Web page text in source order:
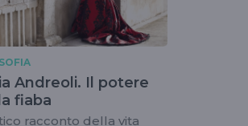
Andreoli. Il potere
fiaba
racconto della vita